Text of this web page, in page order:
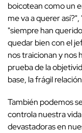
boicotean como un
me va a querer
"siempre han
quedar bien con el
nos traicionan y nos
prueba de la
base, la frágil
También podemos
controla nuestra
devastadoras en